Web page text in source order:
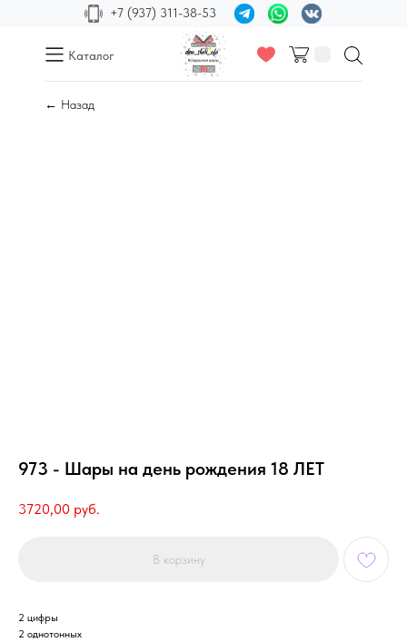
+7 (937) 311-38-53
Каталог
← Назад
973 - Шары на день рождения 18 ЛЕТ
3720,00 руб.
В корзину
2 цифры
2 однотонных